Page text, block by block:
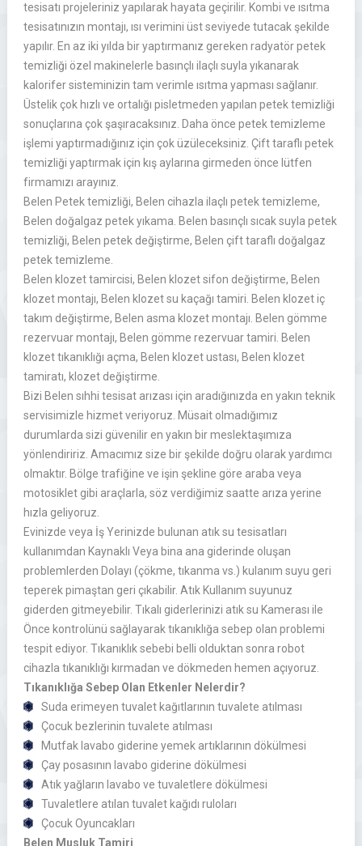
tesisatı projeleriniz yapılarak hayata geçirilir. Kombi ve ısıtma
tesisatınızın montajı, ısı verimini üst seviyede tutacak şekilde
yapılır. En az iki yılda bir yaptırmanız gereken radyatör petek
temizliği özel makinelerle basınçlı ilaçlı suyla yıkanarak
kalorifer sisteminizin tam verimle ısıtma yapması sağlanır.
Üstelik çok hızlı ve ortalığı pisletmeden yapılan petek temizliği
sonuçlarına çok şaşıracaksınız. Daha önce petek temizleme
işlemi yaptırmadığınız için çok üzüleceksiniz. Çift taraflı petek
temizliği yaptırmak için kış aylarına girmeden önce lütfen
firmamızı arayınız.
Belen Petek temizliği, Belen cihazla ilaçlı petek temizleme,
Belen doğalgaz petek yıkama. Belen basınçlı sıcak suyla petek
temizliği, Belen petek değiştirme, Belen çift taraflı doğalgaz
petek temizleme.
Belen klozet tamircisi, Belen klozet sifon değiştirme, Belen
klozet montajı, Belen klozet su kaçağı tamiri. Belen klozet iç
takım değiştirme, Belen asma klozet montajı. Belen gömme
rezervuar montajı, Belen gömme rezervuar tamiri. Belen
klozet tıkanıklığı açma, Belen klozet ustası, Belen klozet
tamiratı, klozet değiştirme.
Bizi Belen sıhhi tesisat arızası için aradığınızda en yakın teknik
servisimizle hizmet veriyoruz. Müsait olmadığımız
durumlarda sizi güvenilir en yakın bir meslektaşımıza
yönlendiririz. Amacımız size bir şekilde doğru olarak yardımcı
olmaktır. Bölge trafiğine ve işin şekline göre araba veya
motosiklet gibi araçlarla, söz verdiğimiz saatte arıza yerine
hızla geliyoruz.
Evinizde veya İş Yerinizde bulunan atık su tesisatları
kullanımdan Kaynaklı Veya bina ana giderinde oluşan
problemlerden Dolayı (çökme, tıkanma vs.) kulanım suyu geri
teperek pimaştan geri çıkabilir. Atık Kullanım suyunuz
giderden gitmeyebilir. Tıkalı giderlerinizi atık su Kamerası ile
Önce kontrolünü sağlayarak tıkanıklığa sebep olan problemi
tespit ediyor. Tıkanıklık sebebi belli olduktan sonra robot
cihazla tıkanıklığı kırmadan ve dökmeden hemen açıyoruz.
Tıkanıklığa Sebep Olan Etkenler Nelerdir?
Suda erimeyen tuvalet kağıtlarının tuvalete atılması
Çocuk bezlerinin tuvalete atılması
Mutfak lavabo giderine yemek artıklarının dökülmesi
Çay posasının lavabo giderine dökülmesi
Atık yağların lavabo ve tuvaletlere dökülmesi
Tuvaletlere atılan tuvalet kağıdı ruloları
Çocuk Oyuncakları
Belen Musluk Tamiri